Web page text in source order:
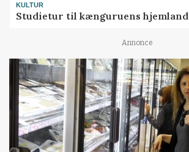
KULTUR
Studietur til kænguruens hjemland
Annonce